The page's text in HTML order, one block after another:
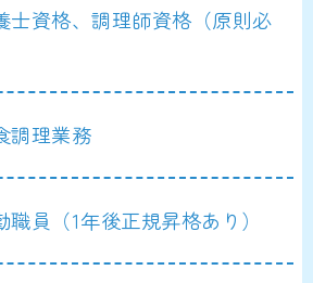
士資格、調理師資格（原則必
調理業務
職員（1年後正規昇格あり）